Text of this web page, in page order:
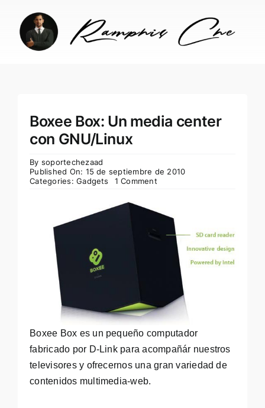
content
Boxee Box: Un media center
con GNU/Linux
By soportechezaad
Published On: 15 de septiembre de 2010
Categories:Gadgets 1 Comment
Boxee Box es un pequeño computador
fabricado por D-Link para acompañár nuestros
televisores y ofrecernos una gran variedad de
contenidos multimedia-web.